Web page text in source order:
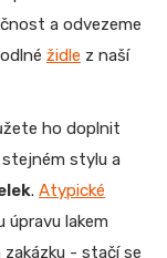
a odvezeme
židle z naší
ho doplnit
stylu a
. Atypické
úpravu lakem
- stačí se